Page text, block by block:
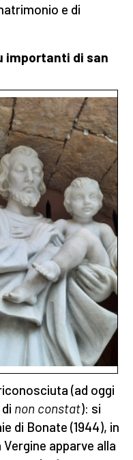
e di
importanti di san
(ad oggi
non constat): si
di Bonate (1944), in
apparve alla